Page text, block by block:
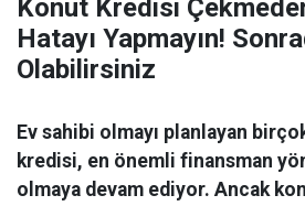
Konut Kredisi
Hatayı Yapmayın!
Olabilirsiniz
Ev sahibi olmayı planlayan
kredisi, en önemli finansman
olmaya devam ediyor. Ancak